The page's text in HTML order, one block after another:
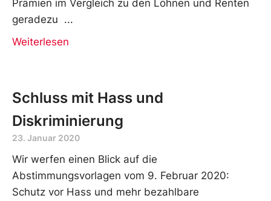
Prämien im Vergleich zu den Löhnen und Renten
geradezu
Weiterlesen
Schluss mit Hass und
Diskriminierung
23. Januar 2020
Wir werfen einen Blick auf die
Abstimmungsvorlagen vom 9. Februar 2020:
Schutz vor Hass und mehr bezahlbare